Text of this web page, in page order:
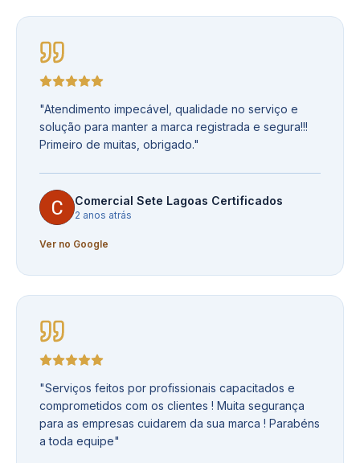
"Atendimento impecável, qualidade no serviço e
solução para manter a marca registrada e segura!!!
Primeiro de muitas, obrigado."
Comercial Sete Lagoas Certificados
2 anos atrás
Ver no Google
"Serviços feitos por profissionais capacitados e
comprometidos com os clientes ! Muita segurança
para as empresas cuidarem da sua marca ! Parabéns
a toda equipe"